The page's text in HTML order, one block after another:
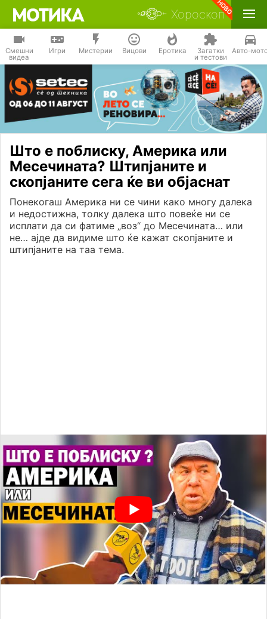
Хороскоп
Смешни
видеа
Игри Мистерии Вицови Еротика Загатки
и тестови
Авто-
Што е поблиску, Америка или
Месечината? Штипјаните и
скопјаните сега ќе ви објаснат
Понекогаш Америка ни се чини како многу далека
и недостижна, толку далека што повеќе ни се
исплати да си фатиме „воз“ до Месечината… или
не… ајде да видиме што ќе кажат скопјаните и
штипјаните на таа тема.